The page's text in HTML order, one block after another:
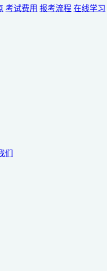
考试费用 报考流程 在线学习
们